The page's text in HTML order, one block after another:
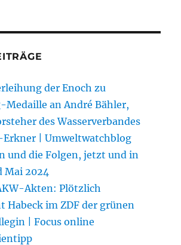
der Enoch zu
Medaille an André Bähler,
des Wasserverbandes
Erkner | Umweltwatchblog
und die Folgen, jetzt und in
Mai 2024
Akten: Plötzlich
Habeck im ZDF der grünen
| Focus online